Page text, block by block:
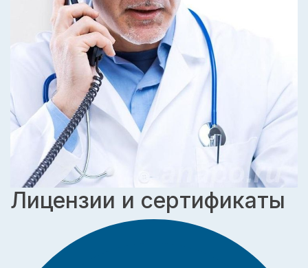
Лицензии и сертификаты